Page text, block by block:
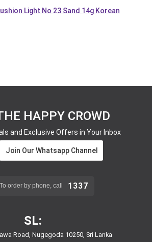
Light No 23 Sand 14g Korean
HAPPY CROWD
and Exclusive Offers in Your Inbox
Join Our Whatsapp Channel
To order by phone, call 1337
SL:
Road, Nugegoda 10250, Sri Lanka